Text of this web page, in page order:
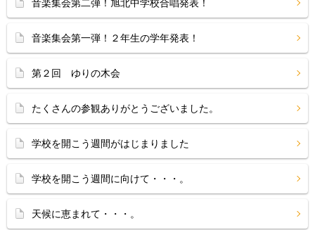
音楽集会第二弾！旭北中学校合唱発表！
音楽集会第一弾！２年生の学年発表！
第２回 ゆりの木会
たくさんの参観ありがとうございました。
学校を開こう週間がはじまりました
学校を開こう週間に向けて・・・。
天候に恵まれて・・・。